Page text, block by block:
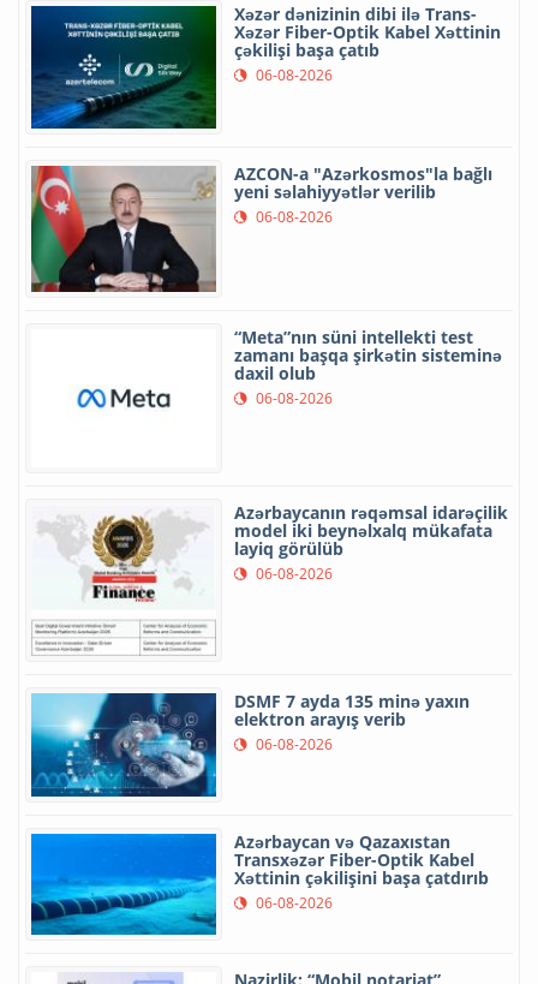
Xəzər dənizinin dibi ilə Trans-
Xəzər Fiber-Optik Kabel Xəttinin
çəkilişi başa çatıb
06-08-2026
AZCON-a "Azərkosmos"la bağlı
yeni səlahiyyətlər verilib
06-08-2026
“Meta”nın süni intellekti test
zamanı başqa şirkətin sisteminə
daxil olub
06-08-2026
Azərbaycanın rəqəmsal idarəçilik
model iki beynəlxalq mükafata
layiq görülüb
06-08-2026
DSMF 7 ayda 135 minə yaxın
elektron arayış verib
06-08-2026
Azərbaycan və Qazaxıstan
Transxəzər Fiber-Optik Kabel
Xəttinin çəkilişini başa çatdırıb
06-08-2026